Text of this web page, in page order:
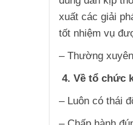
xuất các giải
tốt nhiệm vụ
– Thường
4. Về tổ chức
– Luôn có thái